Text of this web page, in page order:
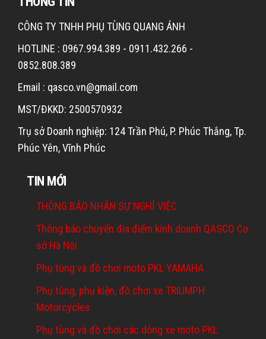
CÔNG TY TNHH PHỤ TÙNG QUANG ÁNH
HOTLINE : 0967.994.389 - 0911.432.266 -
0852.808.389
Email : qasco.vn@gmail.com
MST/ĐKKD: 2500570932
Trụ sở Doanh nghiệp: 124 Trần Phú, P. Phúc Thắng, Tp.
Phúc Yên, Vĩnh Phúc
TIN MỚI
THÔNG BÁO NHÂN SỰ NGHỈ VIỆC
Thông báo chuyển địa điểm kinh doanh QASCO Cơ
sở Hà Nội
Phụ tùng và đồ chơi moto PKL YAMAHA
Phụ tùng, phụ kiện, đồ chơi xe TRIUMPH
Motorcycles
Phụ tùng và đồ chơi các dòng xe moto PKL